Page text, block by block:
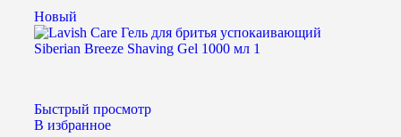
Новый
Быстрый просмотр
В избранное